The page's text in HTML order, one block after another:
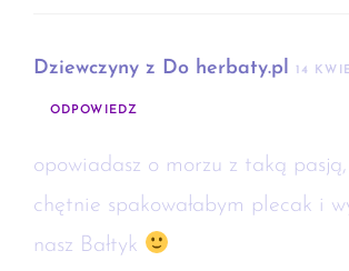
Dziewczyny z Do herbaty.pl 14
ODPOWIEDZ
opowiadasz o morzu z taką
chętnie spakowałabym plecak i
nasz Bałtyk